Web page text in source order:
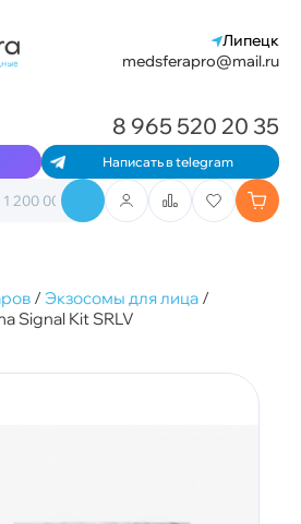
Липецк
medsferapro@mail.ru
Написать в telegram
8 965 520 20 35
/Экзосомы для лица /
Signal Kit SRLV